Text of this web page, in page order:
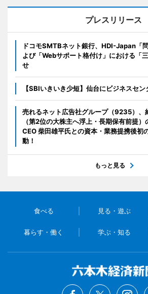
プレスリリース
ドコモSMTBネット銀行、HDI-Japan「
よび「Webサポート格付け」における「
せ
【SBIいきいき少短】仙台にビジネスセ
売れるネット広告社グループ（9235）、
（第2位の大株主へ浮上・長期保有前提
CEO 柴田雄平氏との資本・業務提携後初
動！
もっと見る
食べる 見る・遊ぶ
暮らす・働く 学ぶ・知る